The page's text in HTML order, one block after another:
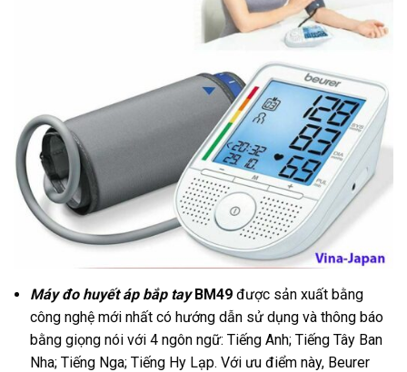
Máy đo huyết áp bắp tay BM49 được sản xuất bằng
công nghệ mới nhất có hướng dẫn sử dụng và thông báo
bằng giọng nói với 4 ngôn ngữ: Tiếng Anh; Tiếng Tây Ban
Nha; Tiếng Nga; Tiếng Hy Lạp. Với ưu điểm này, Beurer